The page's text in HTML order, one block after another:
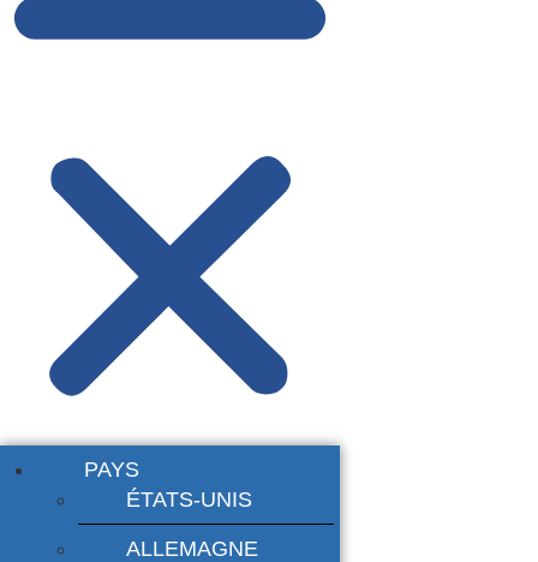
PAYS
ÉTATS-UNIS
ALLEMAGNE